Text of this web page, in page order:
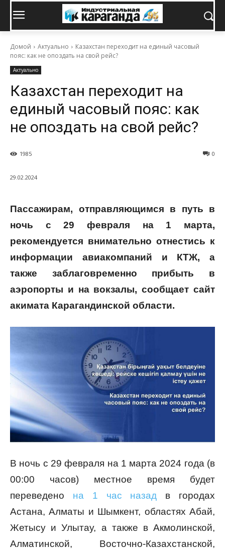
Домой Актуально
Казахстан переходит на единый часовый
пояс: как не опоздать на свой рейс?
Актуально
Казахстан переходит на
единый часовый пояс: как
не опоздать на свой рейс?
0
1985
29.02.2024
Пассажирам, отправляющимся в путь в
ночь с 29 февраля на 1 марта,
рекомендуется внимательно отнестись к
информации авиакомпаний и КТЖ, а
также заблаговременно прибыть в
аэропорты и на вокзалы, сообщает сайт
акимата Карагандинской области.
В ночь с 29 февраля на 1 марта 2024 года (в
00:00 часов) местное время будет
переведено на 1 час назад в городах
Астана, Алматы и Шымкент, областях Абай,
Жетысу и Улытау, а также в Акмолинской,
Алматинской, Восточно-Казахстанской,